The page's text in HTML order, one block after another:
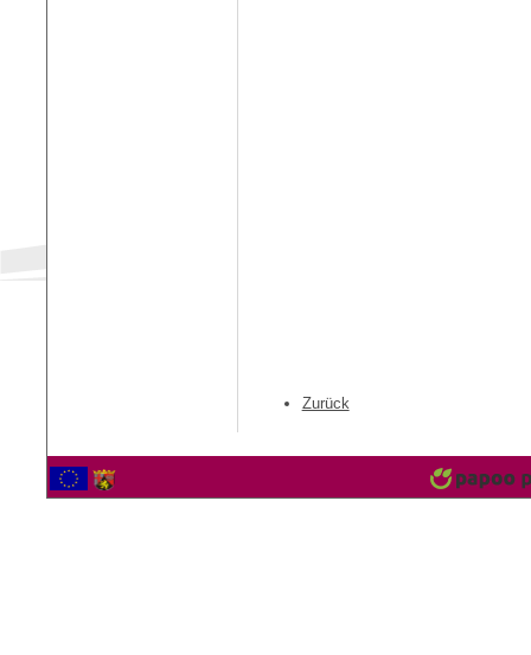
Zurück